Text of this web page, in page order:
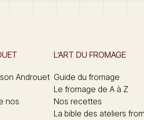
Androuet
nos
L’ART DU FROMAGE
Guide du fromage
Le fromage de A à Z
Nos recettes
La bible des ateliers